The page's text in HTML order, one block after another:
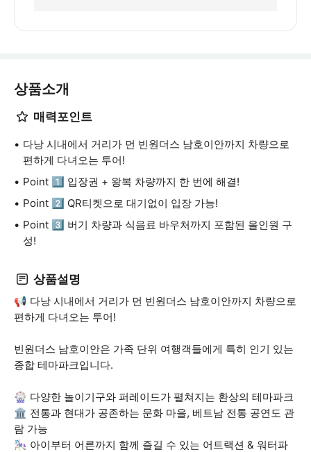
상품소개
매력포인트
다낭 시내에서 거리가 먼 빈원더스 남호이안까지 차량으로
편하게 다녀오는 투어!
Point 1️⃣ 입장권 + 왕복 차량까지 한 번에 해결!
Point 2️⃣ QR티켓으로 대기없이 입장 가능!
Point 3️⃣ 버기 차량과 식음료 바우처까지 포함된 올인원 구
성!
상품설명
📢 다낭 시내에서 거리가 먼 빈원더스 남호이안까지 차량으로
편하게 다녀오는 투어!
빈원더스 남호이안은 가족 단위 여행객들에게 특히 인기 있는
종합 테마파크입니다.
🎡 다양한 놀이기구와 퍼레이드가 펼쳐지는 환상의 테마파크
🏛️ 전통과 현대가 공존하는 문화 마을, 베트남 전통 공연도 관
람 가능
🎠 아이부터 어른까지 함께 즐길 수 있는 어트랙션 & 워터파